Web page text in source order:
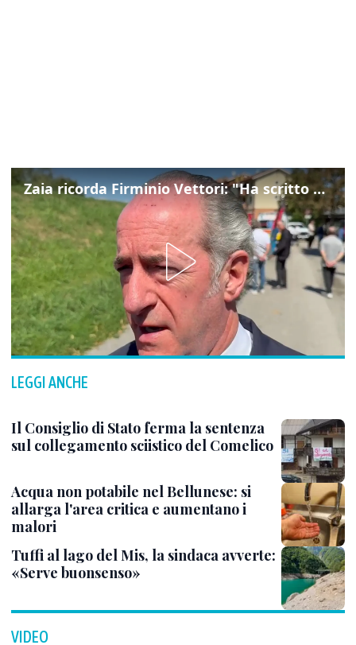
Zaia ricorda Firminio Vettori: "Ha scritto pagine di storia del nostro territorio"
LEGGI ANCHE
Il Consiglio di Stato ferma la sentenza
sul collegamento sciistico del Comelico
Acqua non potabile nel Bellunese: si
allarga l'area critica e aumentano i
malori
Tuffi al lago del Mis, la sindaca avverte:
«Serve buonsenso»
VIDEO